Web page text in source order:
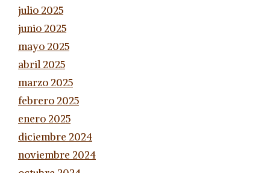
julio 2025
junio 2025
mayo 2025
abril 2025
marzo 2025
febrero 2025
enero 2025
diciembre 2024
noviembre 2024